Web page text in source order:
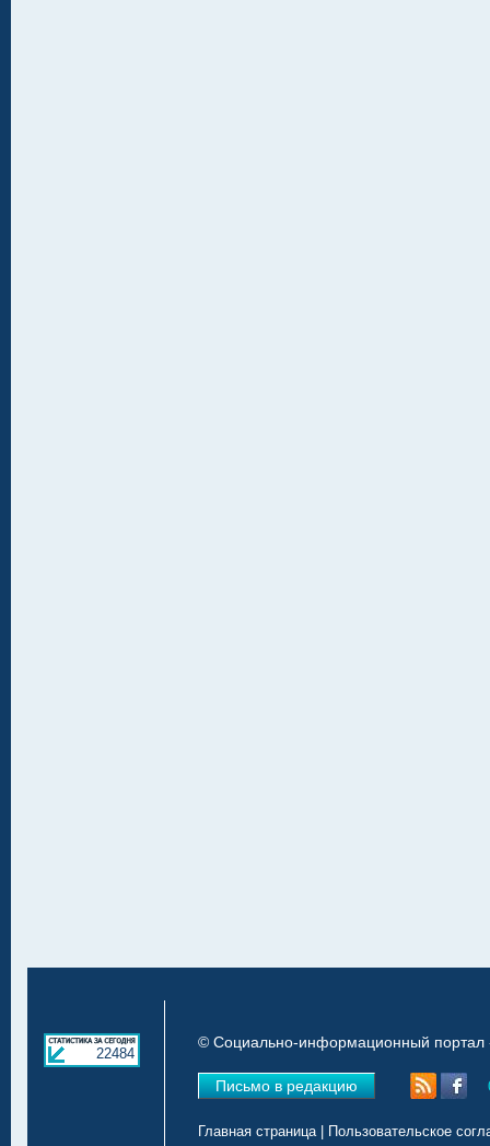
22484
© Социально-информационный портал
Письмо в редакцию
Главная страница| Пользовательское